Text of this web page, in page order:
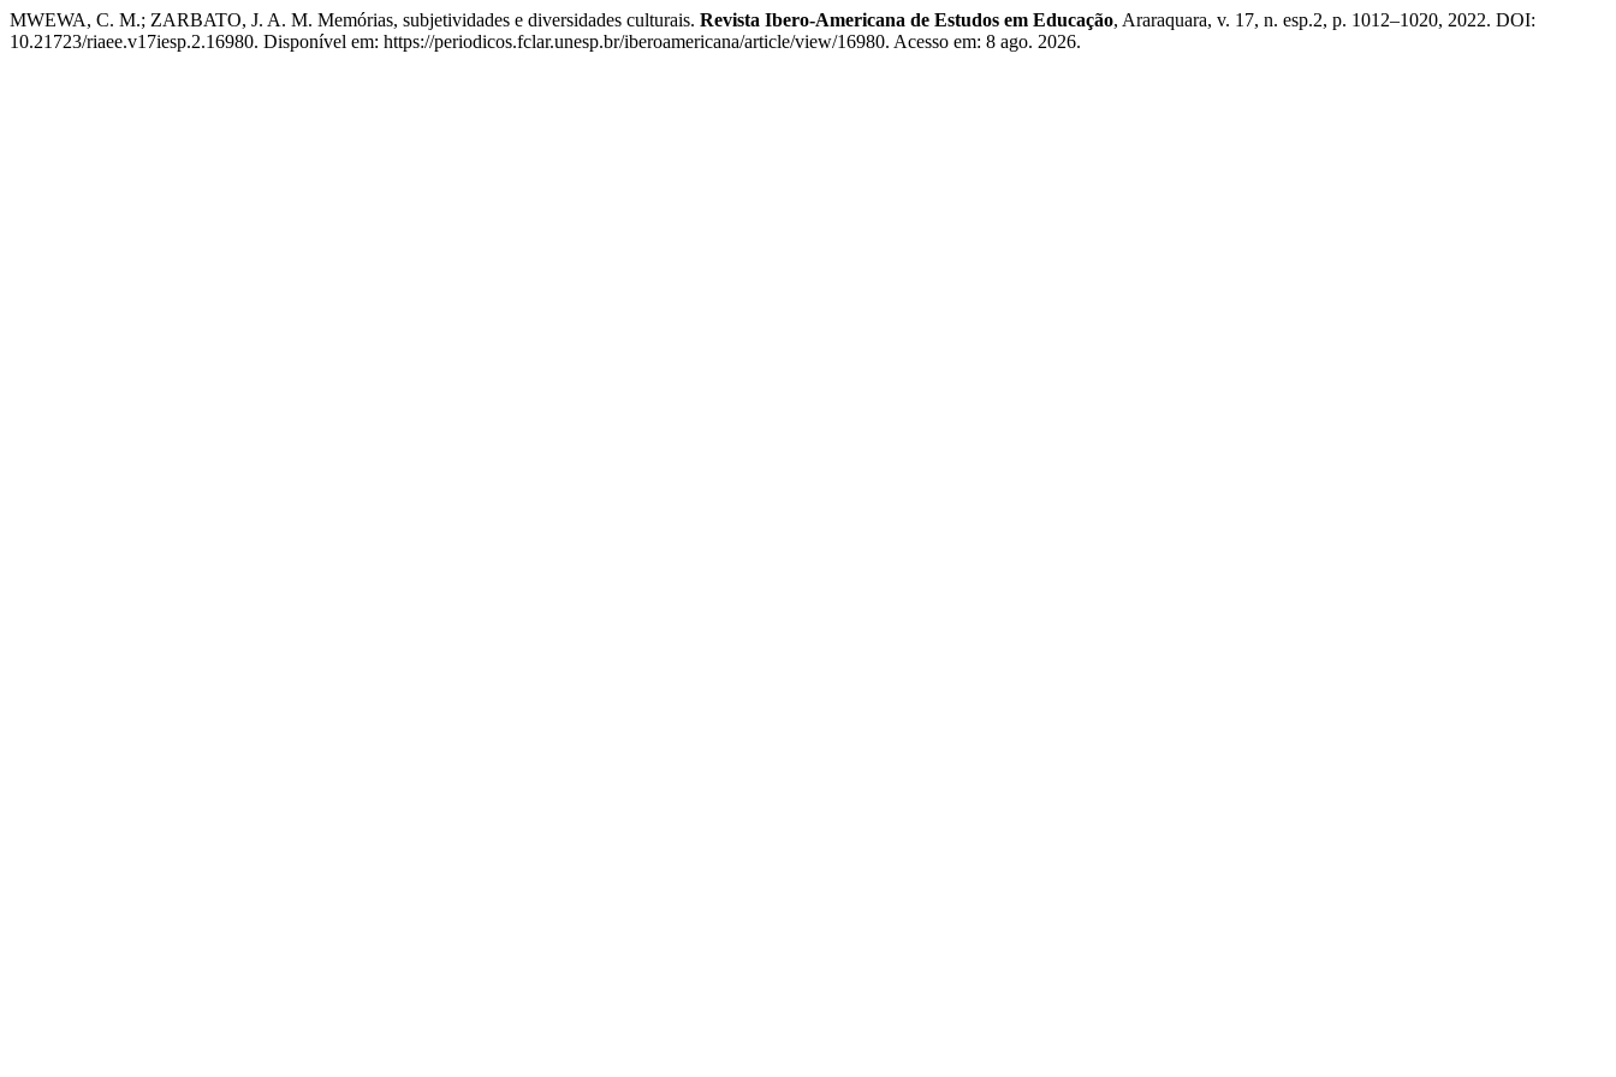
MWEWA, C. M.; ZARBATO, J. A. M. Memórias, subjetividades e diversidades culturais. Revista Ibero-Americana de Estudos em Educação, Araraquara, v. 17, n. esp.2, p. 1012–1020, 2022. DOI:
10.21723/riaee.v17iesp.2.16980. Disponível em: https://periodicos.fclar.unesp.br/iberoamericana/article/view/16980. Acesso em: 8 ago. 2026.